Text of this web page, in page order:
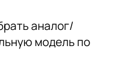
аналог/
модель по